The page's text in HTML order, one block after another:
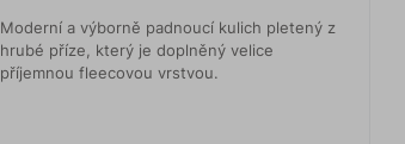
Moderní a výborně padnoucí kulich pletený z
hrubé příze, který je doplněný velice
příjemnou fleecovou vrstvou.